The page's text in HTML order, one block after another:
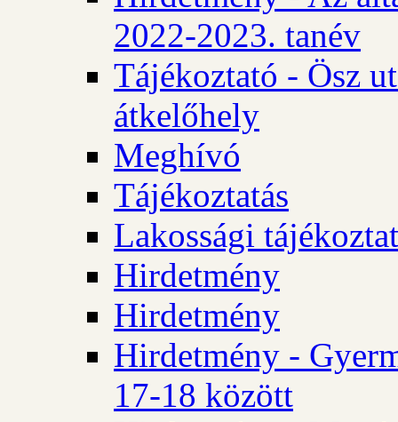
2022-2023. tanév
Tájékoztató - Ösz
átkelőhely
Meghívó
Tájékoztatás
Lakossági
Hirdetmény
Hirdetmény
Hirdetmény -
17-18 között